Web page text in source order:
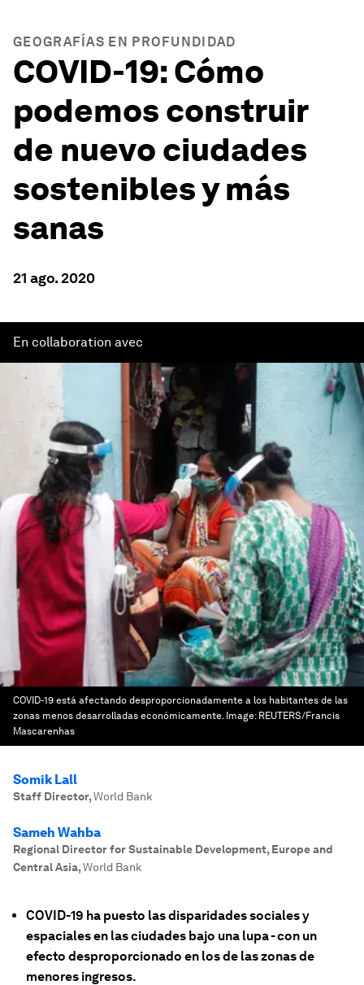
GEOGRAFÍAS EN PROFUNDIDAD
COVID-19: Cómo
podemos construir
de nuevo ciudades
sostenibles y más
sanas
21 ago. 2020
En collaboration avec
COVID-19 está afectando desproporcionadamente a los habitantes de las
zonas menos desarrolladas económicamente. Image: REUTERS/Francis
Mascarenhas
Somik Lall
Staff Director,World Bank
Sameh Wahba
Regional Director for Sustainable Development, Europe and
Central Asia,World Bank
COVID-19 ha puesto las disparidades sociales y
espaciales en las ciudades bajo una lupa - con un
efecto desproporcionado en los de las zonas de
menores ingresos.